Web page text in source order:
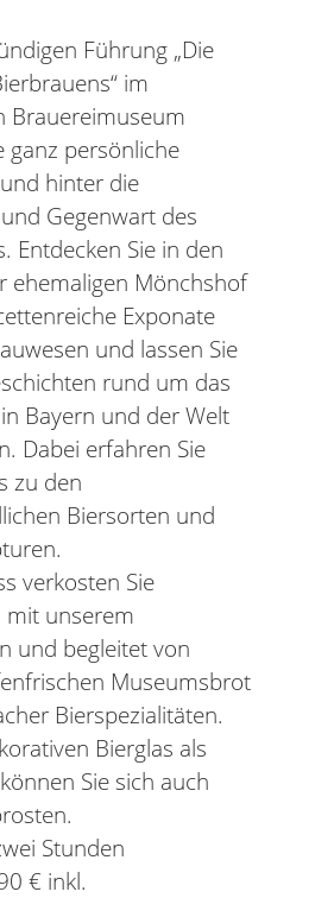
Führung „Die
im
Brauereimuseum
ganz persönliche
hinter die
Gegenwart des
Entdecken Sie in den
ehemaligen Mönchshof
Exponate
und lassen Sie
rund um das
Bayern und der Welt
Dabei erfahren Sie
zu den
Biersorten und
verkosten Sie
mit unserem
und begleitet von
Museumsbrot
Bierspezialitäten.
Bierglas als
Sie sich auch
Stunden
€ inkl.